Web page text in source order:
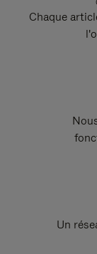
Chaque
Un